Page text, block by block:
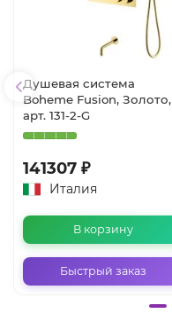
Душевая система
Boheme Fusion, Золото,
арт. 131-2-G
141307 ₽
Италия
В корзину
Быстрый заказ